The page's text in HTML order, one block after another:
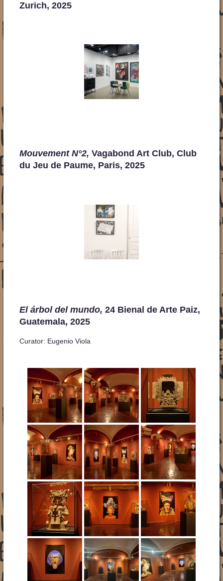
Zurich, 2025
Mouvement N°2, Vagabond Art Club, Club
du Jeu de Paume, Paris, 2025
El árbol del mundo, 24 Bienal de Arte Paiz,
Guatemala, 2025
Curator: Eugenio Viola